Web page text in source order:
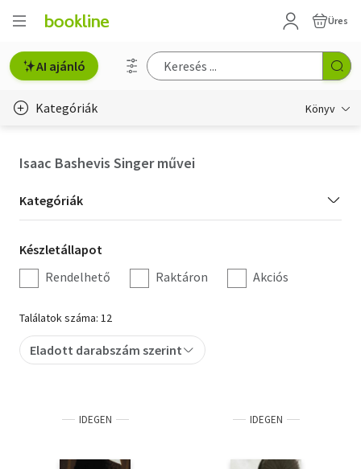
Üres
AI ajánló
Kategóriák Könyv
Hobbi, szabadidő
Irodalom
Művészet
Szakkönyv
Tankönyv, segédkönyv
Társadalomtudomány
Isaac Bashevis Singer művei
Kategória
szűrés
Kategóriák
Készletállapot
szűrés
Készletállapot
Rendelhető
Raktáron Akciós
Találatok száma: 12
Eladott darabszám szerint
IDEGEN IDEGEN